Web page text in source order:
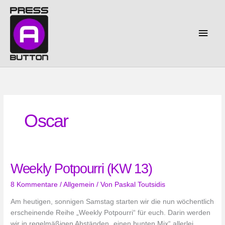
Inhalt
springen
Oscar
Weekly Potpourri (KW 13)
8 Kommentare /Allgemein / Von Paskal Toutsidis
Am heutigen, sonnigen Samstag starten wir die nun wöchentlich
erscheinende Reihe „Weekly Potpourri“ für euch. Darin werden